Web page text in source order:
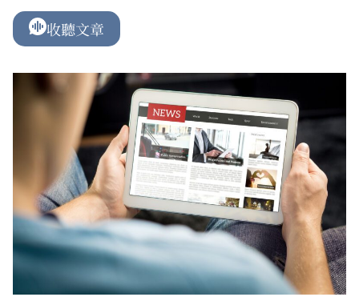
收聽文章